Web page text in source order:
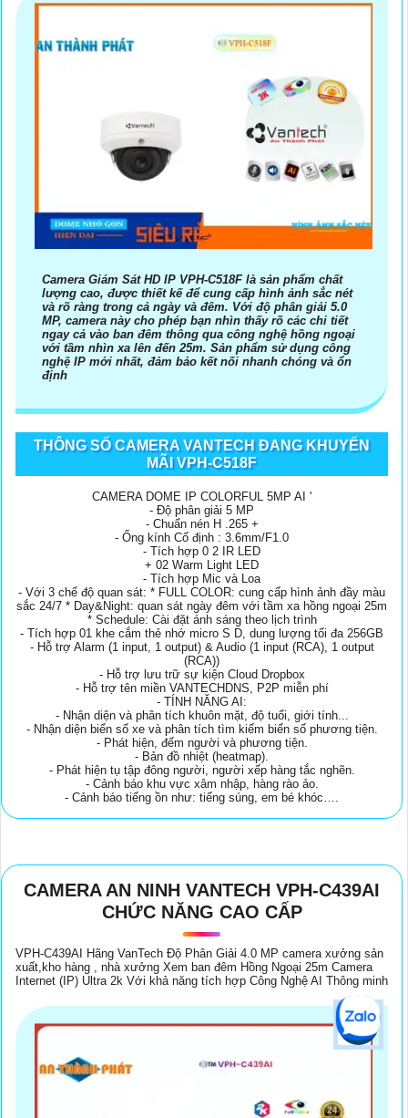
Camera Giám Sát HD IP VPH-C518F là sản phẩm chất
lượng cao, được thiết kế để cung cấp hình ảnh sắc nét
và rõ ràng trong cả ngày và đêm. Với độ phân giải 5.0
MP, camera này cho phép bạn nhìn thấy rõ các chi tiết
ngay cả vào ban đêm thông qua công nghệ hồng ngoại
với tầm nhìn xa lên đến 25m. Sản phẩm sử dụng công
nghệ IP mới nhất, đảm bảo kết nối nhanh chóng và ổn
định
THÔNG SỐ CAMERA VANTECH ĐANG KHUYẾN
MÃI VPH-C518F
CAMERA DOME IP COLORFUL 5MP AI '
- Độ phân giải 5 MP
- Chuẩn nén H .265 +
- Ống kính Cố định : 3.6mm/F1.0
- Tích hợp 0 2 IR LED
+ 02 Warm Light LED
- Tích hợp Mic và Loa
- Với 3 chế độ quan sát: * FULL COLOR: cung cấp hình ảnh đầy màu
sắc 24/7 * Day&Night: quan sát ngày đêm với tầm xa hồng ngoại 25m
* Schedule: Cài đặt ánh sáng theo lịch trình
- Tích hợp 01 khe cắm thẻ nhớ micro S D, dung lượng tối đa 256GB
- Hỗ trợ Alarm (1 input, 1 output) & Audio (1 input (RCA), 1 output
(RCA))
- Hỗ trợ lưu trữ sự kiện Cloud Dropbox
- Hỗ trợ tên miền VANTECHDNS, P2P miễn phí
- TÍNH NĂNG AI:
- Nhận diện và phân tích khuôn mặt, độ tuổi, giới tính...
- Nhận diện biển số xe và phân tích tìm kiếm biển số phương tiện.
- Phát hiện, đếm người và phương tiện.
- Bản đồ nhiệt (heatmap).
- Phát hiện tụ tập đông người, người xếp hàng tắc nghẽn.
- Cảnh báo khu vực xâm nhập, hàng rào ảo.
- Cảnh báo tiếng ồn như: tiếng súng, em bé khóc….
CAMERA AN NINH VANTECH VPH-C439AI
CHỨC NĂNG CAO CẤP
VPH-C439AI Hãng VanTech Độ Phân Giải 4.0 MP camera xưởng sản
xuất,kho hàng , nhà xưởng Xem ban đêm Hồng Ngoại 25m Camera
Internet (IP) Ultra 2k Với khả năng tích hợp Công Nghệ AI Thông minh